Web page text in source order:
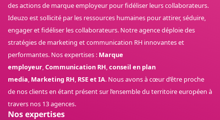
des actions de marque employeur pour fidéliser leurs collaborateurs.
Ideuzo est sollicité par les ressources humaines pour attirer, séduire,
engager et fidéliser les collaborateurs. Notre agence déploie des
stratégies de marketing et communication RH innovantes et
performantes. Nos expertises : Marque
employeur,Communication RH,conseil en plan
media, Marketing RH, RSE et IA. Nous avons à cœur d’être proche
de nos clients en étant présent sur l’ensemble du territoire européen à
travers nos 13 agences.
Nos expertises